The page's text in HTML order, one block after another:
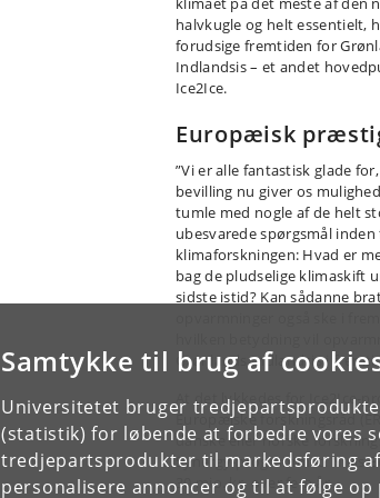
Samtykke til brug af
Universitetet bruger
(statistik) for løbende at forbedre vores
tredjepartsprodukter til markedsføring
personalisere annoncer og til at følge op
halvkugle og helt essentielt,
forudsige fremtiden for
Indlandsis – et andet
Ice2Ice.
Europæisk
”Vi er alle fantastisk glade
bevilling nu giver os
tumle med nogle af de helt
ubesvarede spørgsmål inden
klimaforskningen: Hvad er
bag de pludselige klimaskift
sidste istid? Kan sådanne
Grønlands Indlandsis i
At det lykkedes for Ice2Ice-
Europæiske forskningsråd
danske eller norske
Synergy-programmet. Niels
30 mio. kr. over fem år.